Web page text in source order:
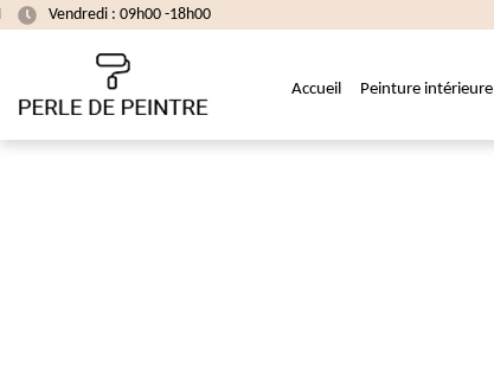
Vendredi : 09h00 -18h00
Accueil Peinture intérieure